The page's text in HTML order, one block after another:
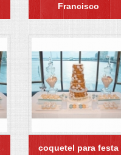
Francisco
coquetel para festa